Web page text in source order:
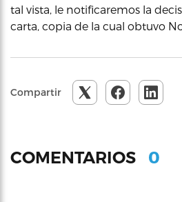
tal vista, le notificaremos la
carta, copia de la cual obtuvo
Compartir
COMENTARIOS 0